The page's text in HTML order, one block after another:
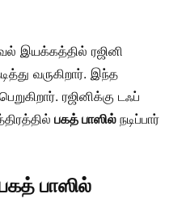
இயக்கத்தில் ரஜினி
வருகிறார். இந்த
ரஜினிக்கு டஃப்
பகத் பாஸில் நடிப்பார்
பாஸில்